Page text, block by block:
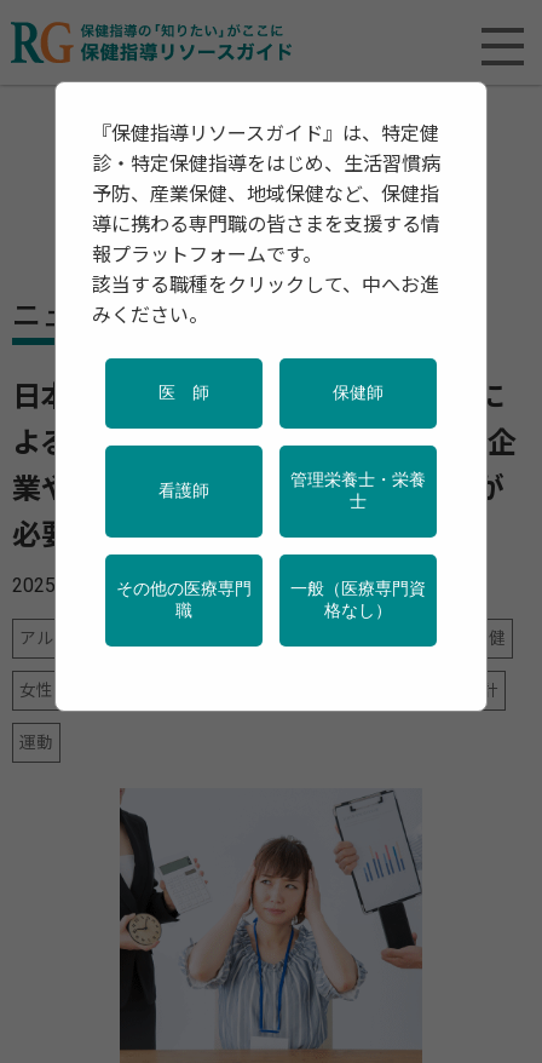
ニュース
日本の働く人のメンタルヘルス不調に
よる経済的な損失は年間7.6兆円に 企
業や行政による働く人への健康支援が
必要
2025年07月07日
アルコール データヘルス計画 地域保健
女性の健康 調査・統計
運動
『保健指導リソースガイド』は、特定健
診・特定保健指導をはじめ、生活習慣病
予防、産業保健、地域保健など、保健指
導に携わる専門職の皆さまを支援する情
報プラットフォームです。
該当する職種をクリックして、中へお進
みください。
医 師 保健師
看護師
管理栄養士・栄養
士
その他の医療専門
職
一般（医療専門資
格なし）